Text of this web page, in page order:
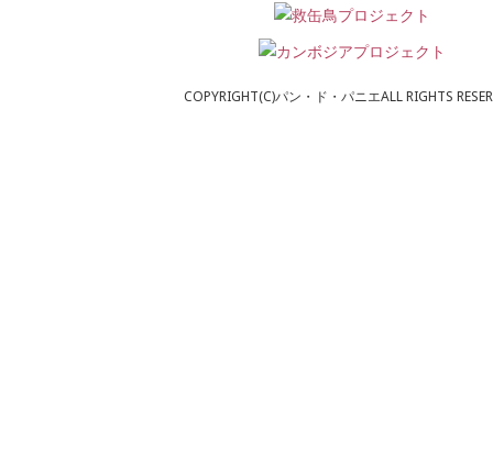
COPYRIGHT(C)パン・ド・パニエALL RIGHTS